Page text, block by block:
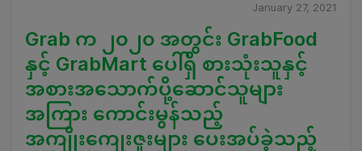
January 27, 2021
Grab က ၂၀၂၀ အတွင်း GrabFood
နှင့် GrabMart ပေါ်ရှိ စားသုံးသူနှင့်
အစားအသောက်ပို့ဆောင်သူများ
အကြား ကောင်းမွန်သည့်
အကျိုးကျေးဇူးများ ပေးအပ်ခဲ့သည့်